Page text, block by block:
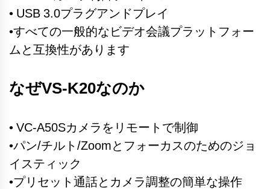
• USB 3.0プラグアンドプレイ
•すべての一般的なビデオ会議プラットフォー
ムと互換性があります
なぜVS-K20なのか
• VC-A50Sカメラをリモートで制御
•パン/チルト/Zoomとフォーカスのためのジョ
イスティック
•プリセット通話とカメラ調整の簡単な操作